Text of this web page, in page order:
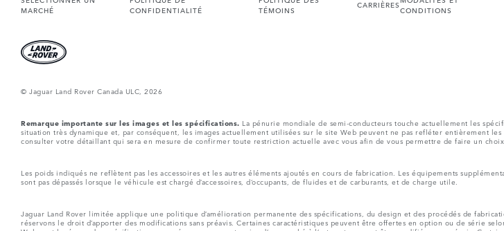
MARCHÉ
CONFIDENTIALITÉ
TÉMOINS
CARRIÈRESCONDITIONS
© Jaguar Land Rover Canada ULC, 2026
Remarque importante sur les images et les spécifications. La pénurie mondiale de semi-conducteurs touche actuellement les
situation très dynamique et, par conséquent, les images actuellement utilisées sur le site Web peuvent ne pas refléter entièrement
consulter votre détaillant qui sera en mesure de confirmer toute restriction actuelle avec vous afin de vous permettre de faire un
Les poids indiqués ne reflètent pas les accessoires et les autres éléments ajoutés en cours de fabrication. Les équipements
sont pas dépassés lorsque le véhicule est chargé d’accessoires, d’occupants, de fluides et de carburants, et de charge utile.
Jaguar Land Rover limitée applique une politique d’amélioration permanente des spécifications, du design et des procédés de
réservons le droit d’apporter des modifications sans préavis. Certaines caractéristiques peuvent être offertes en option ou de série